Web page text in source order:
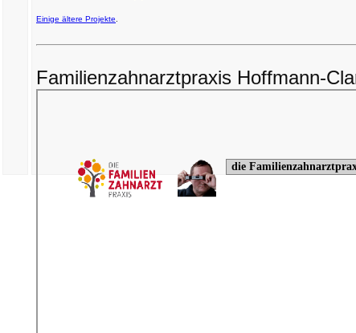
Einige ältere Projekte
Familienzahnarztpraxis Hoffmann-